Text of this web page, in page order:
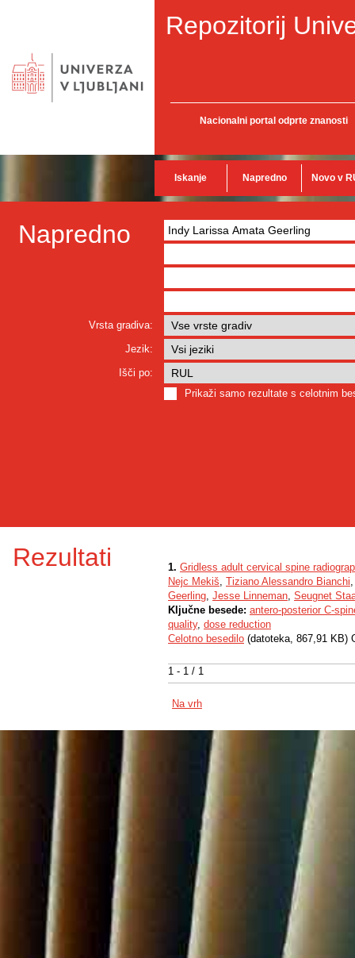
Repozitorij
Nacionalni portal odprte znanosti
Iskanje Napredno Novo v
Napredno
Vrsta gradiva:
Jezik:
Išči po:
Prikaži samo rezultate s celotnim
Rezultati
1 - 1 / 1
1. Gridless adult cervical spine
Nejc Mekiš, Tiziano Alessandro Bianchi
Geerling, Jesse Linneman, Seugnet
Ključne besede: antero-posterior C-
quality, dose reduction
Celotno besedilo (datoteka, 867,91 KB)
Na vrh